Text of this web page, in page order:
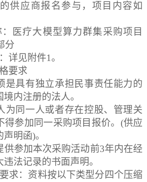
供应商报名参与，项目 内容如
：
医疗大模型算力群集采购项目
分
详见附件1。
要求
是具有独立承担民事责任能力的
内注册的法人。
为同一人或者存在控股、管理关
参加同一采购项目报价。 (供应
声明函)。
供参加本次采购活动前3年内在经
法记录的书面声明。
求：资料按以下类型分四个压缩